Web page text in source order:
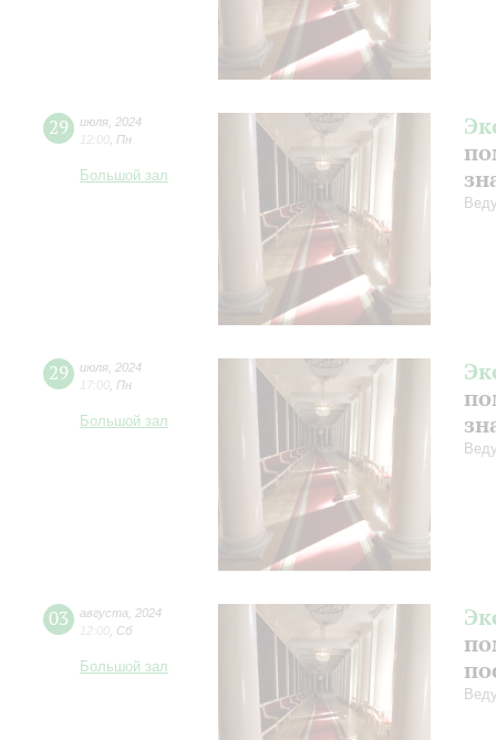
29 июля 2024
12:00 Пн
Большой зал
29 июля 2024
17:00 Пн
Большой зал
03 августа
2024
12:00 Сб
Большой зал